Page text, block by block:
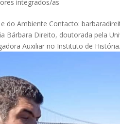
integrados/as
do Ambiente Contacto:
Bárbara Direito, doutorada pela
Auxiliar no Instituto de